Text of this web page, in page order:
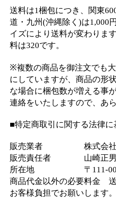
送料は1梱包につき、関東
道・九州(沖縄除く)は1,000
イズにより送料が変わりま
料は320です。
※複数の商品を御注文でも
にしていますが、商品の形
な場合に梱包数が増える事
連絡をいたしますので、あ
■特定商取引に関する法律
販売業者 株式会社
販売責任者 山崎正男
所在地 〒111-0036 東
商品代金以外の必要料金
お客様負担でお願いします。